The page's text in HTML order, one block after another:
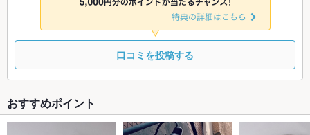
口コミを投稿する
おすすめポイント